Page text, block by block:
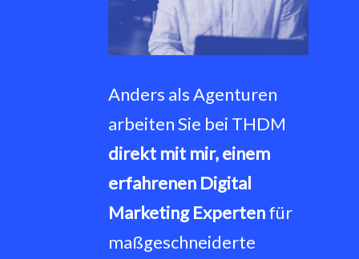
Anders als Agenturen
arbeiten Sie bei THDM
direkt mit mir, einem
erfahrenen Digital
Marketing Expertenfür
maßgeschneiderte